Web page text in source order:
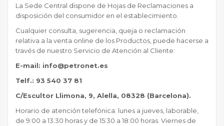
La Sede Central dispone de Hojas de Reclamaciones a
disposición del consumidor en el establecimiento.
Cualquier consulta, sugerencia, queja o reclamación
relativa a la venta online de los Productos, puede hacerse a
través de nuestro Servicio de Atención al Cliente:
E-mail: info@petronet.es
Telf.: 93 540 37 81
C/Escultor Llimona, 9, Alella, 08328 (Barcelona).
Horario de atención telefónica: lunes a jueves, laborable,
de 9:00 a 13:30 horas y de 15:30 a 18:00 horas. Viernes de